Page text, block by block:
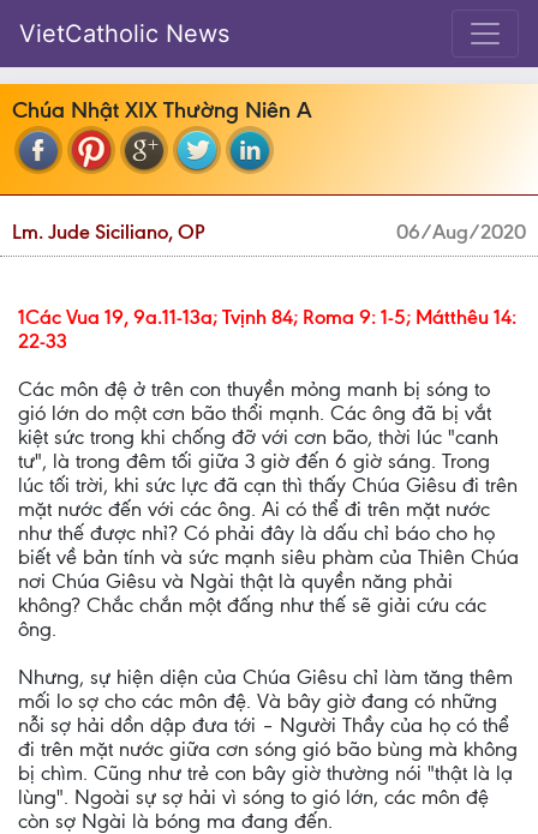
VietCatholic News
Chúa Nhật XIX Thường Niên A
Lm. Jude Siciliano, OP 06/Aug/2020
1Các Vua 19, 9a.11-13a; Tvịnh 84; Roma 9: 1-5; Mátthêu 14:
22-33
Các môn đệ ở trên con thuyền mỏng manh bị sóng to
gió lớn do một cơn bão thổi mạnh. Các ông đã bị vắt
kiệt sức trong khi chống đỡ với cơn bão, thời lúc "canh
tư", là trong đêm tối giữa 3 giờ đến 6 giờ sáng. Trong
lúc tối trời, khi sức lực đã cạn thì thấy Chúa Giêsu đi trên
mặt nước đến với các ông. Ai có thể đi trên mặt nước
như thế được nhỉ? Có phải đây là dấu chỉ báo cho họ
biết về bản tính và sức mạnh siêu phàm của Thiên Chúa
nơi Chúa Giêsu và Ngài thật là quyền năng phải
không? Chắc chắn một đấng như thế sẽ giải cứu các
ông.
Nhưng, sự hiện diện của Chúa Giêsu chỉ làm tăng thêm
mối lo sợ cho các môn đệ. Và bây giờ đang có những
nỗi sợ hải dồn dập đưa tới – Người Thầy của họ có thể
đi trên mặt nước giữa cơn sóng gió bão bùng mà không
bị chìm. Cũng như trẻ con bây giờ thường nói "thật là lạ
lùng". Ngoài sự sợ hải vì sóng to gió lớn, các môn đệ
còn sợ Ngài là bóng ma đang đến.